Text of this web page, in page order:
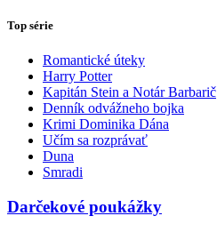
Top série
Romantické úteky
Harry Potter
Kapitán Stein a Notár Barbarič
Denník odvážneho bojka
Krimi Dominika Dána
Učím sa rozprávať
Duna
Smradi
Darčekové poukážky